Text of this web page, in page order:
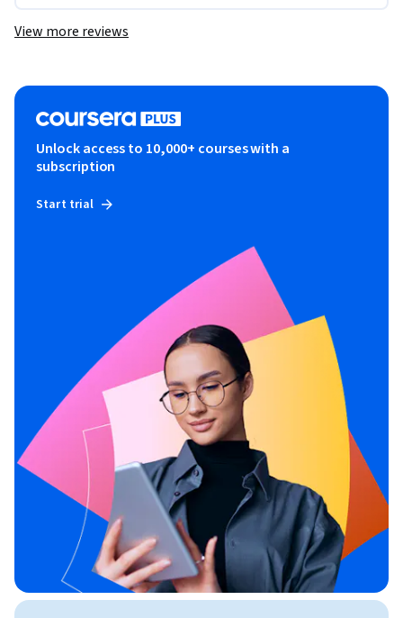
View more reviews
Unlock access to 10,000+ courses with a
subscription
Start trial